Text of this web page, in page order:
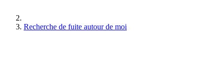
Recherche de fuite autour de moi